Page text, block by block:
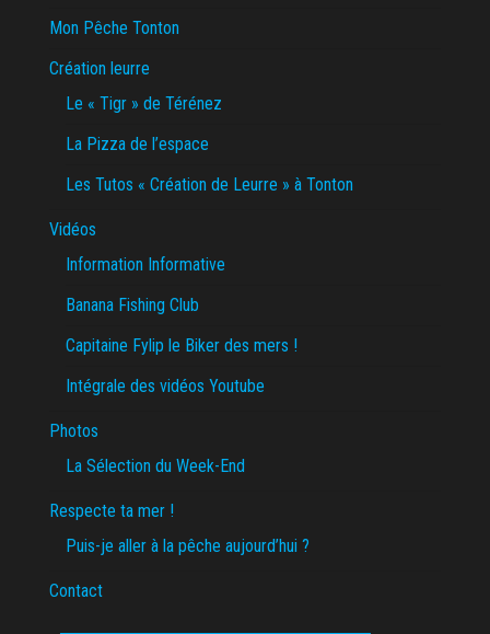
Mon Pêche Tonton
Création leurre
Le « Tigr » de Térénez
La Pizza de l’espace
Les Tutos « Création de Leurre » à Tonton
Vidéos
Information Informative
Banana Fishing Club
Capitaine Fylip le Biker des mers !
Intégrale des vidéos Youtube
Photos
La Sélection du Week-End
Respecte ta mer !
Puis-je aller à la pêche aujourd’hui ?
Contact